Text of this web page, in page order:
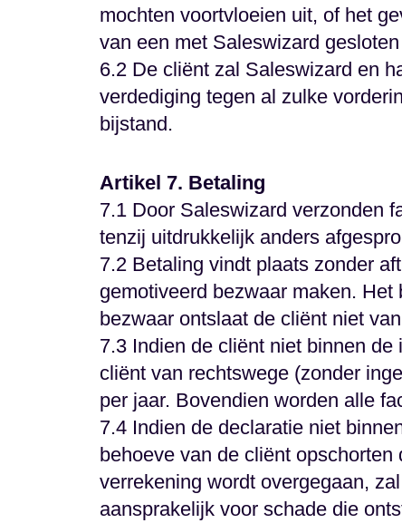
mochten voortvloeien uit, of het
van een met Saleswizard
6.2 De cliënt zal Saleswizard en
verdediging tegen al zulke
bijstand.
Artikel 7. Betaling
7.1 Door Saleswizard verzonden
tenzij uitdrukkelijk anders
7.2 Betaling vindt plaats zonder
gemotiveerd bezwaar maken.
bezwaar ontslaat de cliënt niet
7.3 Indien de cliënt niet binnen
cliënt van rechtswege (zonder
per jaar. Bovendien worden alle
7.4 Indien de declaratie niet
behoeve van de cliënt
verrekening wordt overgegaan,
aansprakelijk voor schade die